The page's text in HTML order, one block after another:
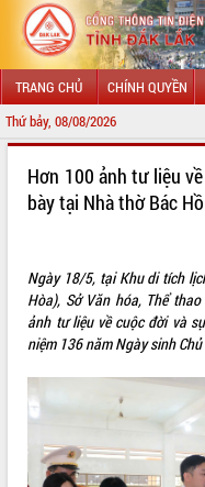
TRANG CHỦ CHÍNH QUYỀN
Thứ bảy, 08/08/2026
LÃNH ĐẠO UBND TỈNH
SỞ, BAN, NGÀNH
UBND CÁC XÃ, PHƯỜNG
THÔNG TIN CHỈ ĐẠO ĐIỀU HÀNH
VĂN BẢN HĐND TỈNH
Hơn 100 ảnh tư liệu
bày tại Nhà thờ Bác Hồ
Ngày 18/5, tại Khu di tích
Hòa), Sở Văn hóa, Thể
ảnh tư liệu về cuộc đời và
niệm 136 năm Ngày sinh